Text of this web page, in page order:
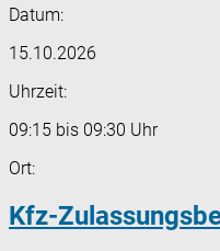
Datum:
15.10.2026
Uhrzeit:
09:15 bis 09:30 Uhr
Ort:
Kfz-